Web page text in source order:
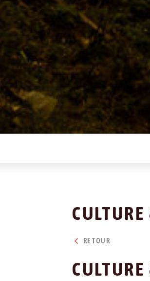
RETOUR